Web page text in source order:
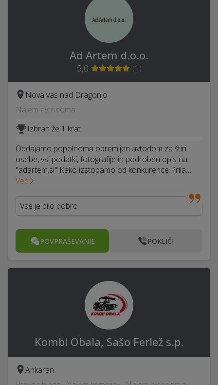
Ad Artem d.o.o.
5,0 (1 )
Nova vas nad Dragonjo
Najem avtodoma
Izbran že 1 krat
Oddajamo popolnoma opremljen avtodom za štiri
osebe, vsi podatki, fotografije in podroben opis na
"adartem.si" Kako izstopamo od konkurence Prila…
Več
Vse je bilo dobro
POVPRAŠEVANJE POKLIČI
Kombi Obala, Sašo Ferlež s.p.
Ankaran